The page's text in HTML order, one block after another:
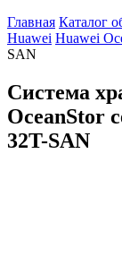
Главная Каталог
Huawei Huawei
SAN
Система
OceanStor
32T-SAN